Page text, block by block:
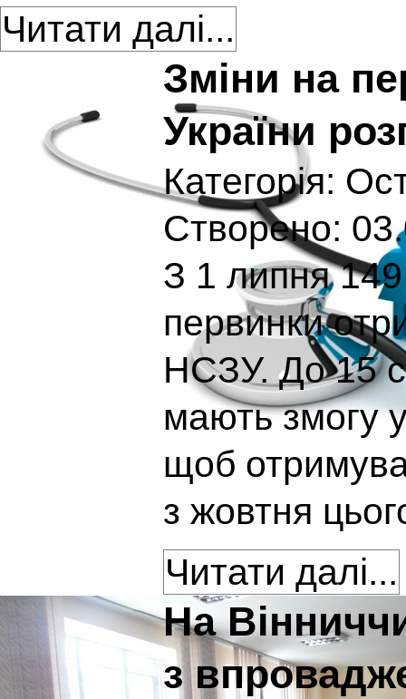
Читати далі...
Зміни на
України
Категорія:
Створено:
З 1 липня
первинки
НСЗУ. До 15
мають змогу
щоб
з жовтня
Читати далі...
На
з